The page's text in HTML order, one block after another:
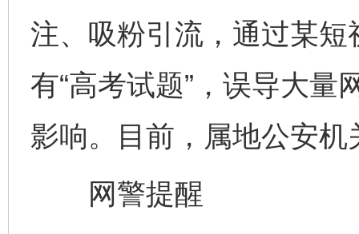
注、吸粉引流，通过某
有“高考试题”，误导大量
影响。目前，属地公安
网警提醒